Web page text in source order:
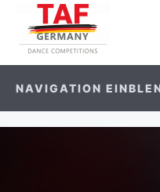
NAVIGATION